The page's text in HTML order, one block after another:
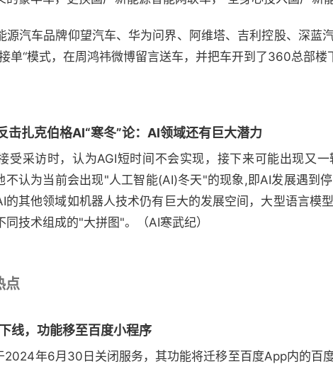
源汽车品牌仰望汽车、华为问界、阿维塔、吉利控股、深蓝
单“模式，在周鸿祎微博留言送车，并把车开到了360总部楼
击扎克伯格AI“寒冬”论：AI领域还有巨大潜力
受采访时，认为AGI短时间不会实现，接下来可能出现又
不认为当前会出现"人工智能(AI)冬天"的现象,即AI发展遇到
的其他领域如机器人技术仍有巨大的发展空间，大型语言模
同技术组成的"大拼图"。（AI寒武纪）
点
线，功能移至百度小程序
2024年6月30日关闭服务，其功能将迁移至百度App内的百